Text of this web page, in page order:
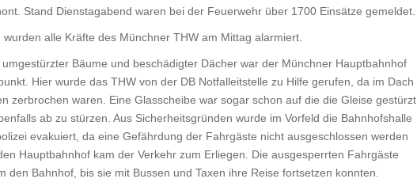
Stand Dienstagabend waren bei der Feuerwehr über 1700 Einsätze gemeldet.
alle Kräfte des Münchner THW am Mittag alarmiert.
Bäume und beschädigter Dächer war der Münchner Hauptbahnhof
Hier wurde das THW von der DB Notfalleitstelle zu Hilfe gerufen, da im Dach
zerbrochen waren. Eine Glasscheibe war sogar schon auf die die Gleise gestürzt.
ab zu stürzen. Aus Sicherheitsgründen wurde im Vorfeld die Bahnhofshalle
evakuiert, da eine Gefährdung der Fahrgäste nicht ausgeschlossen werden
Hauptbahnhof kam der Verkehr zum Erliegen. Die ausgesperrten Fahrgäste
den Bahnhof, bis sie mit Bussen und Taxen ihre Reise fortsetzen konnten.